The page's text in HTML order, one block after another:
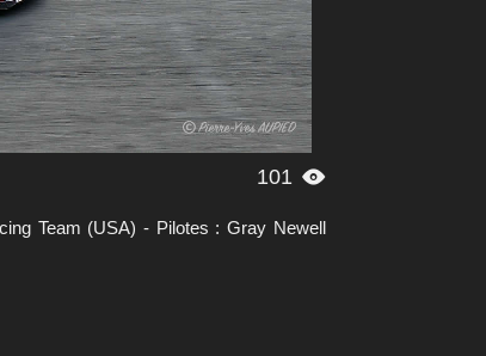
101 
Team (USA) - Pilotes : Gray Newell